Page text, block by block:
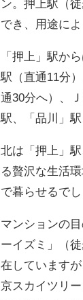
ン。押上駅（
でき、用途に
「押上」駅か
駅（直通11分
通30分へ）、
駅、「品川」
北は「押上」
る贅沢な生活
で暮らせるでし
マンションの
ーイズミ」（
在しています
京スカイツリ